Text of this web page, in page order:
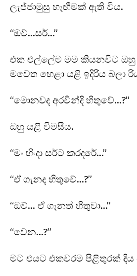
ලැජ්ජාමුසු හැඟීමක් ඇති විය.
“ඔව්…සර්…”
එක එල්ලේම මම කියනවිට
මවෙත හෙළා යළි ඉදිරිය බලා
“මොනවද අරවින්දි හිතුවේ…?”
ඔහු යළි විමසීය.
“මං හිංදා සර්ට කරදරේ…”
“ඒ ගැනද හිතුවේ…?”
“ඔව්… ඒ ගැනත් හිතුවා…”
“වෙන…?”
මට එයට එකවරම පිළිතුරක්